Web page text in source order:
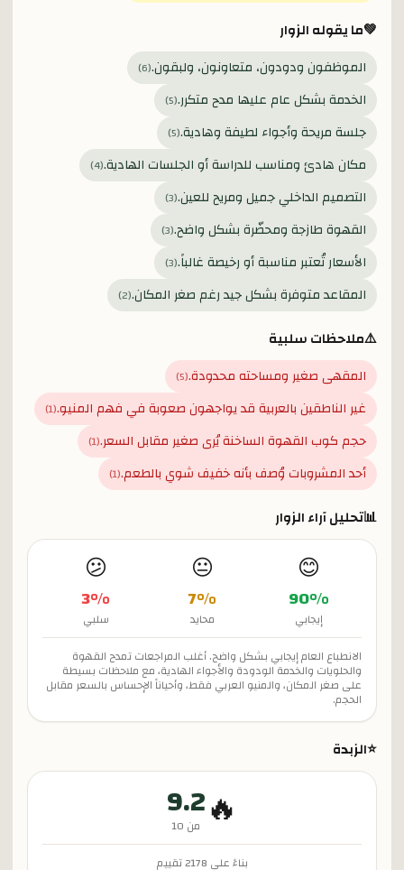
💚ما يقوله الزوار
الموظفون ودودون، متعاونون، ولبقون.(
6
)
الخدمة بشكل عام عليها مدح متكرر.(
5
)
جلسة مريحة وأجواء لطيفة وهادية.(
5
)
مكان هادئ ومناسب للدراسة أو الجلسات الهادية.(
4
)
التصميم الداخلي جميل ومريح للعين.(
3
)
القهوة طازجة ومحضّرة بشكل واضح.(
3
)
الأسعار تُعتبر مناسبة أو رخيصة غالباً.(
3
)
المقاعد متوفرة بشكل جيد رغم صغر المكان.(
2
)
⚠️ملاحظات سلبية
المقهى صغير ومساحته محدودة.(
5
)
غير الناطقين بالعربية قد يواجهون صعوبة في فهم المنيو.(
1
)
حجم كوب القهوة الساخنة يُرى صغير مقابل السعر.(
1
)
أحد المشروبات وُصف بأنه خفيف شوي بالطعم.(
1
)
📊تحليل آراء الزوار
😊
90%
إيجابي
😐
7%
محايد
😕
3%
سلبي
الانطباع العام إيجابي بشكل واضح. أغلب المراجعات تمدح القهوة
والحلويات والخدمة الودودة والأجواء الهادية، مع ملاحظات بسيطة
على صغر المكان، والمنيو العربي فقط، وأحياناً الإحساس بالسعر مقابل
الحجم.
⭐الزبدة
🔥
9.2
من 10
بناءً على 2178تقييم